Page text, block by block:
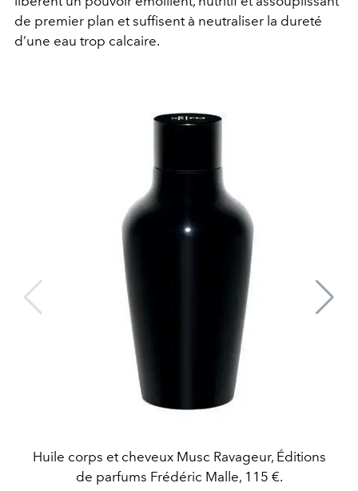
de premier plan et suffisent à neutraliser la dureté
d’une eau trop calcaire.
Huile corps et cheveux Musc Ravageur, Éditions
de parfums Frédéric Malle, 115 €.